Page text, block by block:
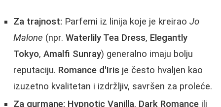
Za trajnost: Parfemi iz linija koje je kreirao Jo
Malone (npr. Waterlily Tea Dress, Elegantly
Tokyo, Amalfi Sunray) generalno imaju bolju
reputaciju. Romance d'Iris je često hvaljen kao
izuzetno kvalitetan i izdržljiv, savršen za proleće.
Za gurmane: Hypnotic Vanilla, Dark Romance ili